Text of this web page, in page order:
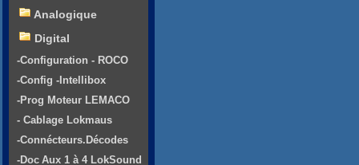
Analogique
Digital
-Configuration - ROCO
-Config -Intellibox
-Prog Moteur LEMACO
- Cablage Lokmaus
-Connécteurs.Décodes
-Doc Aux 1 à 4 LokSound